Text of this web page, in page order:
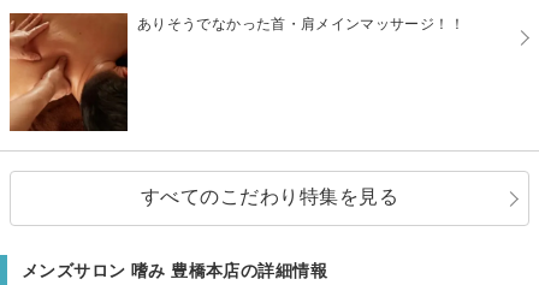
ありそうでなかった首・肩メインマッサージ！！
すべてのこだわり特集を見る
メンズサロン 嗜み 豊橋本店の詳細情報